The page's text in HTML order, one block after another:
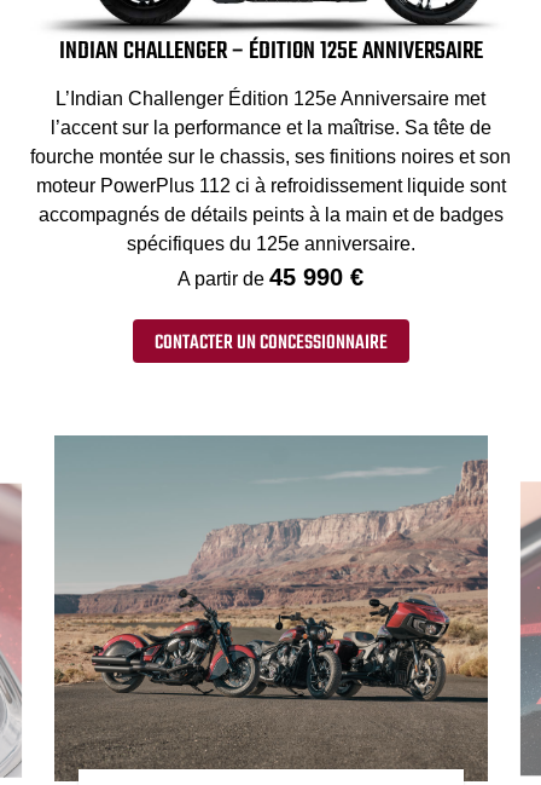
INDIAN CHALLENGER – ÉDITION 125E ANNIVERSAIRE
L’Indian Challenger Édition 125e Anniversaire met
l’accent sur la performance et la maîtrise. Sa tête de
fourche montée sur le chassis, ses finitions noires et son
moteur PowerPlus 112 ci à refroidissement liquide sont
accompagnés de détails peints à la main et de badges
spécifiques du 125e anniversaire.
A partir de 45 990 €
CONTACTER UN CONCESSIONNAIRE